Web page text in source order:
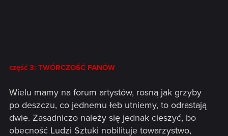
część 3: TWÓRCZOŚĆ FANÓW
Wielu mamy na forum artystów, rosną jak grzyby
po deszczu, co jednemu łeb utniemy, to odrastają
dwie. Zasadniczo należy się jednak cieszyć, bo
obecność Ludzi Sztuki nobilituje towarzystwo,